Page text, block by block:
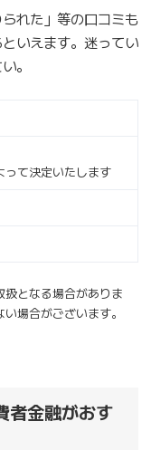
れた」等の口コミも
いえます。迷ってい
。
て決定いたします
となる場合がありま
場合がございます。
者金融がおす